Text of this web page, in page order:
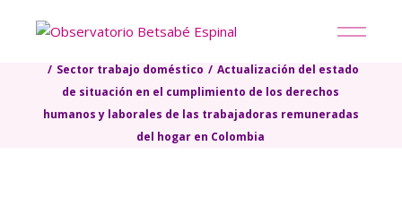
Sector trabajo doméstico
Actualización del estado
de situación en el cumplimiento de los derechos
humanos y laborales de las trabajadoras remuneradas
del hogar en Colombia